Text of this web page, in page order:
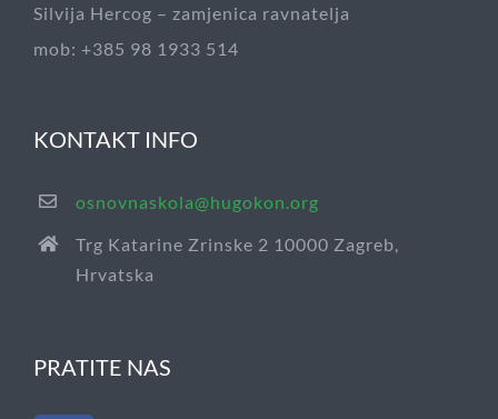
Silvija Hercog – zamjenica ravnatelja
mob: +385 98 1933 514
KONTAKT INFO
osnovnaskola@hugokon.org
Trg Katarine Zrinske 2 10000 Zagreb,
Hrvatska
PRATITE NAS